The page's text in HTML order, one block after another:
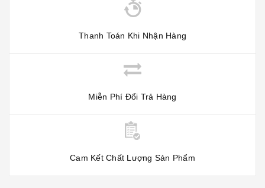
Thanh Toán Khi Nhận Hàng
Miễn Phí Đổi Trả Hàng
Cam Kết Chất Lượng Sản Phẩm